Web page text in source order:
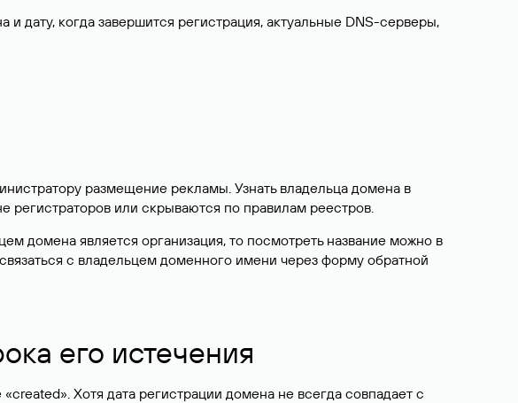
дату, когда завершится регистрация, актуальные DNS-серверы,
размещение рекламы. Узнать владельца домена в
регистраторов или скрываются по правилам реестров.
домена является организация, то посмотреть название можно в
с владельцем доменного имени через форму обратной
его истечения
Хотя дата регистрации домена не всегда совпадает с